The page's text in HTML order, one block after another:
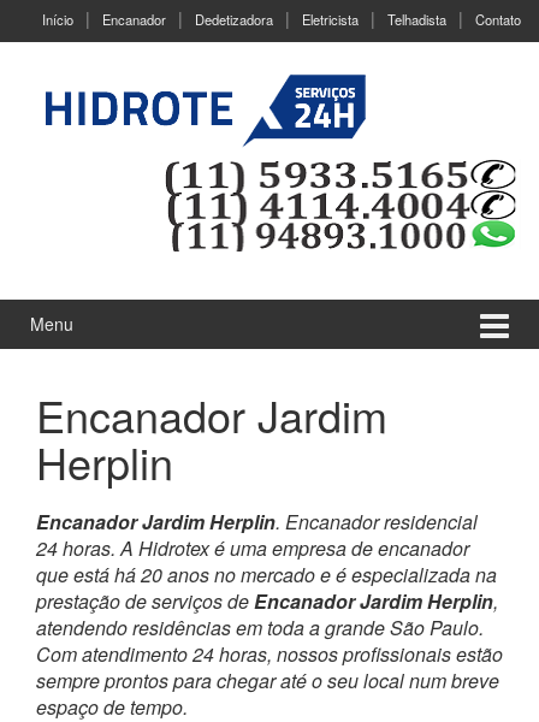
Início Encanador Dedetizadora Eletricista Telhadista Contato
Menu
Encanador Jardim
Herplin
Encanador Jardim Herplin. Encanador residencial
24 horas. A Hidrotex é uma empresa de encanador
que está há 20 anos no mercado e é especializada na
prestação de serviços deEncanador Jardim Herplin,
atendendo residências em toda a grande São Paulo.
Com atendimento 24 horas, nossos profissionais estão
sempre prontos para chegar até o seu local num breve
espaço de tempo.